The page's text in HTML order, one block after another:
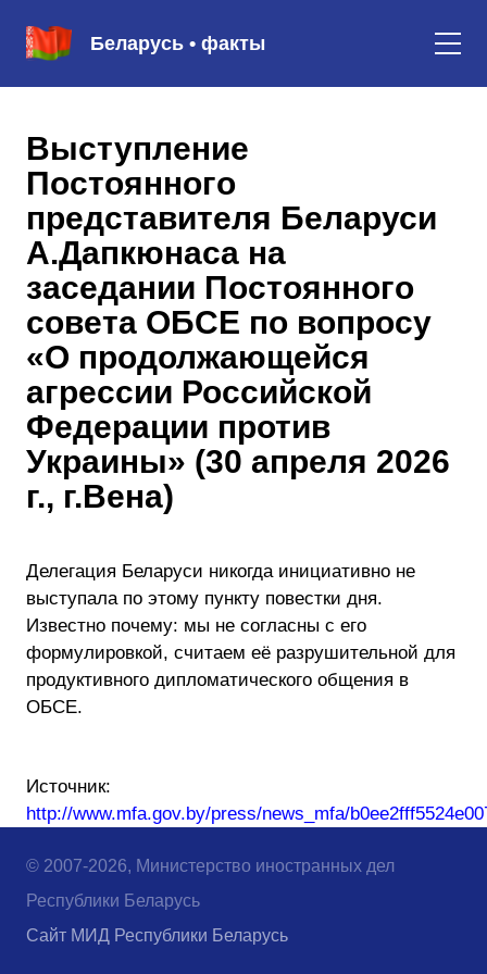
Беларусь • факты
Выступление
Постоянного
представителя Беларуси
А.Дапкюнаса на
заседании Постоянного
совета ОБСЕ по вопросу
«О продолжающейся
агрессии Российской
Федерации против
Украины» (30 апреля 2026
г., г.Вена)
Делегация Беларуси никогда инициативно не
выступала по этому пункту повестки дня.
Известно почему: мы не согласны с его
формулировкой, считаем её разрушительной для
продуктивного дипломатического общения в
ОБСЕ.
Источник:
http://www.mfa.gov.by/press/news_mfa/
© 2007-2026, Министерство иностранных дел
Республики Беларусь
Сайт МИД Республики Беларусь